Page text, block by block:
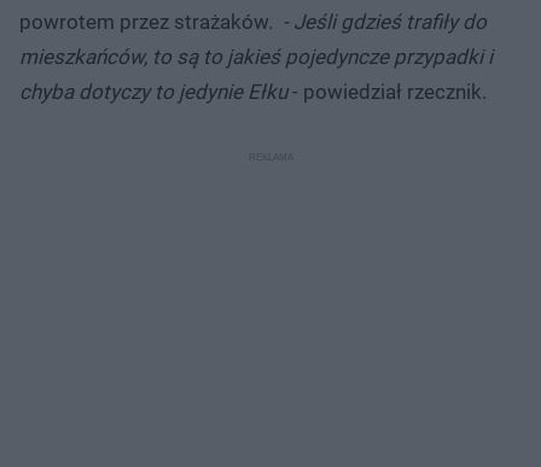
powrotem przez strażaków. - Jeśli gdzieś trafiły do
mieszkańców, to są to jakieś pojedyncze przypadki i
chyba dotyczy to jedynie Ełku- powiedział rzecznik.